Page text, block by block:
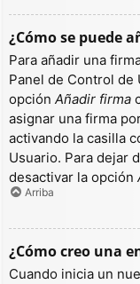
¿Cómo se puede
Para añadir una
Panel de Control de
opción Añadir firma
asignar una firma
activando la casilla
Usuario. Para dejar
desactivar la opción
Arriba
¿Cómo creo una
Cuando inicia un